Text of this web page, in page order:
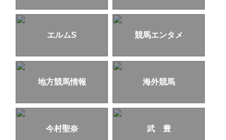
エルムS 競馬エンタメ
地方競馬情報 海外競馬
今村聖奈 武 豊